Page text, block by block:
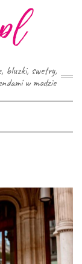
bluzki, swetry,
w modzie